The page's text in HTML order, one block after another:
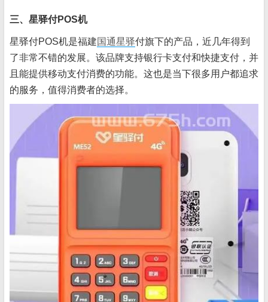
三、星驿付POS机
星驿付POS机是福建国通星驿付旗下的产品，近几年得到
了非常不错的发展。该品牌支持银行卡支付和快捷支付，并
且能提供移动支付消费的功能。这也是当下很多用户都追求
的服务，值得消费者的选择。